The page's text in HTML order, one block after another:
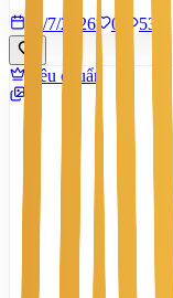
28/7/2026 0 533
Tiêu chuẩn